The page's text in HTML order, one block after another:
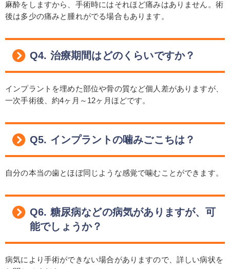
麻酔をしますから、手術時にはそれほど痛みはありません。術
後は多少の痛みと腫れがでる場合もあります。
Q4. 治療期間はどのくらいですか？
インプラントを埋めた部位や骨の質など個人差がありますが、
一次手術後、約4ヶ月～12ヶ月ほどです。
Q5. インプラントの噛みごこちは？
自分の本当の歯とほぼ同じような感覚で噛むことができます。
Q6. 糖尿病などの病気がありますが、可
能でしょうか？
病気により手術ができない場合がありますので、詳しい病状を